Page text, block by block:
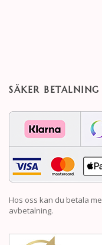
SÄKER
Hos oss kan du betala
avbetalning.